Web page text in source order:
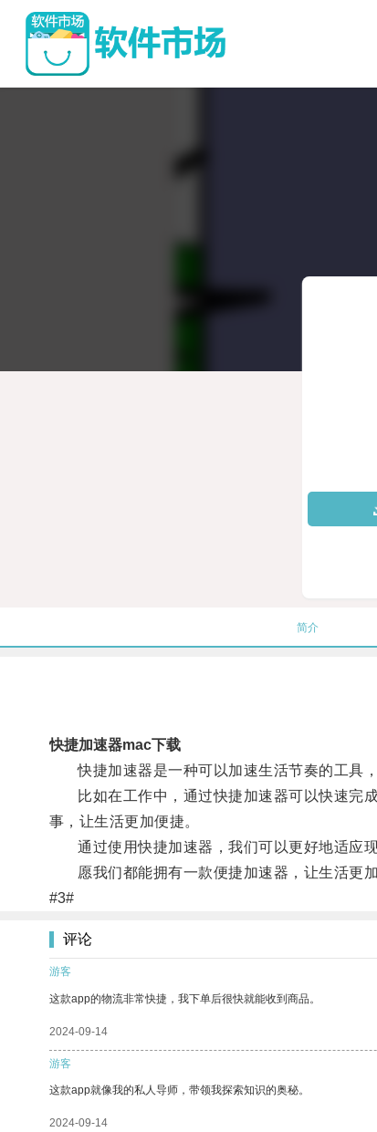
简介
快捷加速器mac下载
快捷加速器是一种可以加速生活节奏的工具，
比如在工作中，通过快捷加速器可以快速完成
事，让生活更加便捷。
通过使用快捷加速器，我们可以更好地适应现
愿我们都能拥有一款便捷加速器，让生活更加
#3#
评论
游客
这款app的物流非常快捷，我下单后很快就能收到商品。
2024-09-14
游客
这款app就像我的私人导师，带领我探索知识的奥秘。
2024-09-14